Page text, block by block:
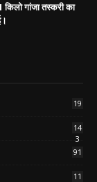
किलो गांजा तस्करी का
19
14
3
91
11